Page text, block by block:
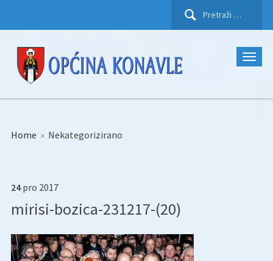
Pretraži:
Home » Nekategorizirano
24 pro 2017
mirisi-bozica-231217-(20)